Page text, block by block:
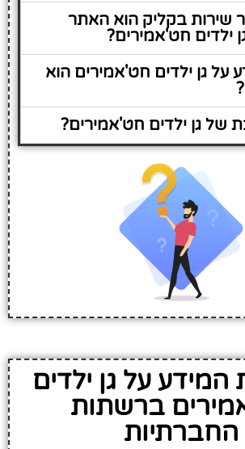
בקליק הוא האתר
ילדים חט'אמירים?
גן ילדים חט'אמירים הוא
גן ילדים חט'אמירים?
על גן ילדים
ברשתות
החברתיות